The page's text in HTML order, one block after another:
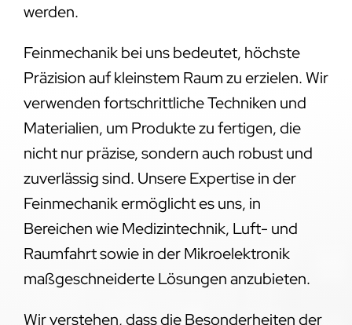
werden.
Feinmechanik bei uns bedeutet, höchste
Präzision auf kleinstem Raum zu erzielen. Wir
verwenden fortschrittliche Techniken und
Materialien, um Produkte zu fertigen, die
nicht nur präzise, sondern auch robust und
zuverlässig sind. Unsere Expertise in der
Feinmechanik ermöglicht es uns, in
Bereichen wie Medizintechnik, Luft- und
Raumfahrt sowie in der Mikroelektronik
maßgeschneiderte Lösungen anzubieten.
Wir verstehen, dass die Besonderheiten der